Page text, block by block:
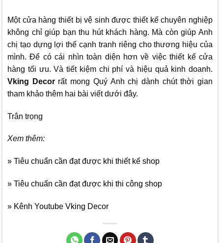
Một cửa hàng thiết bị vệ sinh được thiết kế chuyên nghiệp
không chỉ giúp bạn thu hút khách hàng. Mà còn giúp Anh
chị tạo dựng lợi thế cạnh tranh riêng cho thương hiệu của
mình. Để có cái nhìn toàn diện hơn về việc thiết kế cửa
hàng tối ưu. Và tiết kiệm chi phí và hiệu quả kinh doanh.
Vking Decorrất mong Quý Anh chị dành chút thời gian
tham khảo thêm hai bài viết dưới đây.
Trân trọng
Xem thêm:
» Tiêu chuẩn cần đạt được khi thiết kế shop
» Tiêu chuẩn cần đạt được khi thi công shop
» Kênh Youtube Vking Decor